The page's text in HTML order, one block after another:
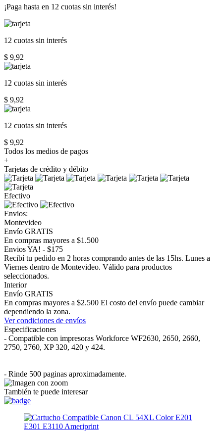
¡Paga hasta en 12 cuotas sin interés!
12 cuotas sin interés
$ 9,92
12 cuotas sin interés
$ 9,92
12 cuotas sin interés
$ 9,92
Todos los medios de pagos
+
Tarjetas de crédito y débito
Efectivo
Envios:
Montevideo
Envío GRATIS
En compras mayores a $1.500
Envios YA! - $175
Recibí tu pedido en 2 horas comprando antes de las 15hs. Lunes a
Viernes dentro de Montevideo. Válido para productos
seleccionados.
Interior
Envío GRATIS
En compras mayores a $2.500 El costo del envío puede cambiar
dependiendo la zona.
Ver condiciones de envíos
Especificaciones
- Compatible con impresoras Workforce WF2630, 2650, 2660,
2750, 2760, XP 320, 420 y 424.
- Rinde 500 paginas aproximadamente.
También te puede interesar